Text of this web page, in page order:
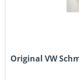
Original VW